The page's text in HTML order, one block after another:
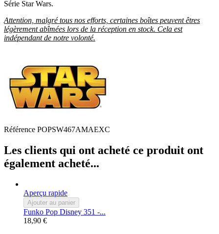
Série Star Wars.
Attention, malgré tous nos efforts, certaines boîtes peuvent êtres
légèrement abîmées lors de la réception en stock. Cela est
indépendant de notre volonté.
Référence POPSW467AMAEXC
Les clients qui ont acheté ce produit ont
également acheté...
Aperçu rapide
Ajouter au panier
Funko Pop Disney 351 -...
18,90 €